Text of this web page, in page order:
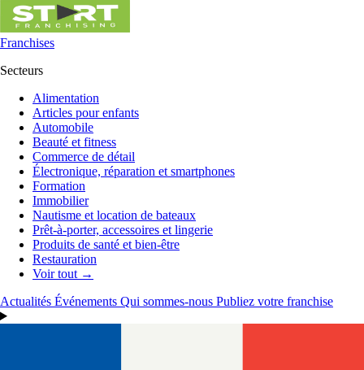
Franchises
Secteurs
Alimentation
Articles pour enfants
Automobile
Beauté et fitness
Commerce de détail
Électronique, réparation et smartphones
Formation
Immobilier
Nautisme et location de bateaux
Prêt-à-porter, accessoires et lingerie
Produits de santé et bien-être
Restauration
Voir tout →
Actualités Événements Qui sommes-nous Publiez votre franchise